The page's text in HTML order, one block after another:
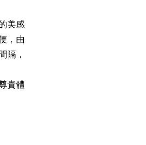
美感
，由
隔，
貴體